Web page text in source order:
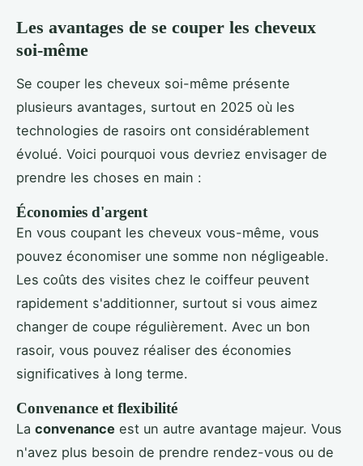
Les avantages de se couper les cheveux
soi-même
Se couper les cheveux soi-même présente
plusieurs avantages, surtout en 2025 où les
technologies de rasoirs ont considérablement
évolué. Voici pourquoi vous devriez envisager de
prendre les choses en main :
Économies d'argent
En vous coupant les cheveux vous-même, vous
pouvez économiser une somme non négligeable.
Les coûts des visites chez le coiffeur peuvent
rapidement s'additionner, surtout si vous aimez
changer de coupe régulièrement. Avec un bon
rasoir, vous pouvez réaliser des économies
significatives à long terme.
Convenance et flexibilité
La convenance est un autre avantage majeur. Vous
n'avez plus besoin de prendre rendez-vous ou de